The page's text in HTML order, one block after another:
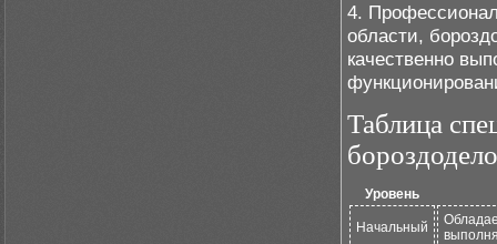
4.
области,
качественно
Таблица
Уровень
Начальный